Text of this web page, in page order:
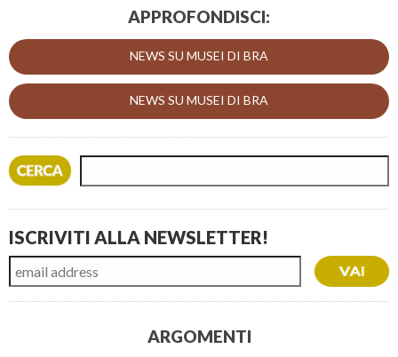
APPROFONDISCI:
NEWS SU MUSEI DI BRA
NEWS SU MUSEI DI BRA
ISCRIVITI ALLA NEWSLETTER!
ARGOMENTI